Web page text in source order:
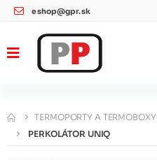
eshop@gpr.sk
TERMOPORTY A TERMOBOXY
PERKOLÁTOR UNIQ